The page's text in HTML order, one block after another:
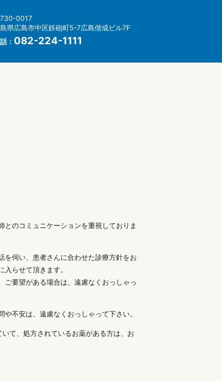
0017
県広島市中区鉄砲町5-7広島偕成ビル7F
： 082-224-1111
とのコミュニケーションを重視しておりま
を伺い、患者さんに合わせた診療方針をお
らせて頂きます。
ご要望がある場合は、遠慮なくおっしゃっ
不安は、遠慮なくおっしゃって下さい。
て、処方されているお薬がある方は、お